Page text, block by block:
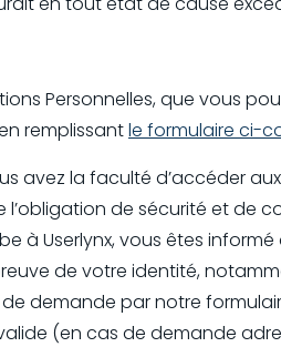
Personnelles, que vous
remplissantle formulaire ci-
avez la faculté d’accéder
de sécurité et de
à Userlynx, vous êtes
de votre identité,
demande par notre
(en cas de demande